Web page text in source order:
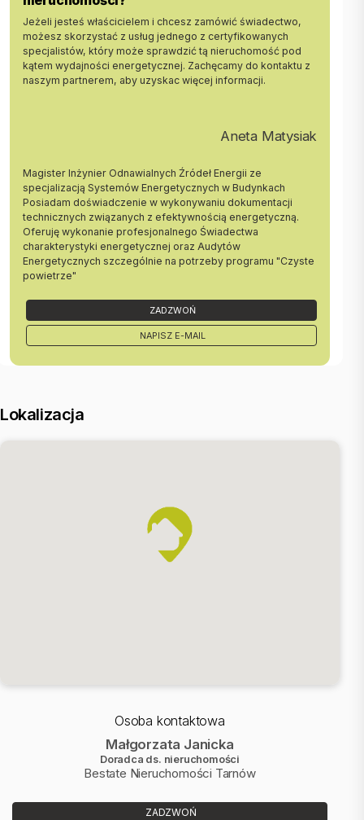
Dojazd drogą asfaltową.
W sąsiedztwie domy jednorodzinne.
Szybki dojazd do autostrady.
Cena: 595 000 zł (do negocjacji)
Możliwość zamiany na inną nieruchomość.
bezpieczną transakcję. Jesteśmy z Tobą na każdym etapie zakupu,
od prezentacji do przekazania kluczy.
Nr oferty: DS-14242
Zadzwoń do mnie: Małgorzata Janicka
tel.: +48500130454
e-mail: mjanicka@bestate.com.pl
BESTATE Tarnów
podstawie oględzin nieruchomości oraz informacji uzyskanych od
właściciela, może podlegać aktualizacji i nie stanowi oferty
określonej w art. 66 i następnych K.C.
Jeżeli jesteś właścicielem i chcesz zamówić świadectwo,
możesz skorzystać z usług jednego z certyfikowanych
specjalistów, który może sprawdzić tą nieruchomość pod
kątem wydajności energetycznej. Zachęcamy do kontaktu z
naszym partnerem, aby uzyskac więcej informacji.
Aneta Matysiak
Magister Inżynier Odnawialnych Źródeł Energii ze
specjalizacją Systemów Energetycznych w Budynkach
Posiadam doświadczenie w wykonywaniu dokumentacji
technicznych związanych z efektywnością energetyczną.
Oferuję wykonanie profesjonalnego Świadectwa
charakterystyki energetycznej oraz Audytów
Energetycznych szczególnie na potrzeby programu "Czyste
powietrze"
ZADZWOŃ
NAPISZ E-MAIL
Lokalizacja
Osoba kontaktowa
Małgorzata Janicka
Doradca ds. nieruchomości
Bestate Nieruchomości Tarnów
ZADZWOŃ